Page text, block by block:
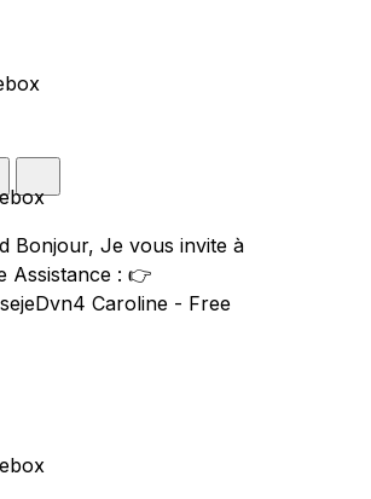
Bonjour, Je vous invite à
Assistance : 👉
Caroline - Free